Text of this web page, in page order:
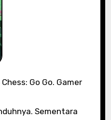
Go Go. Gamer
Sementara